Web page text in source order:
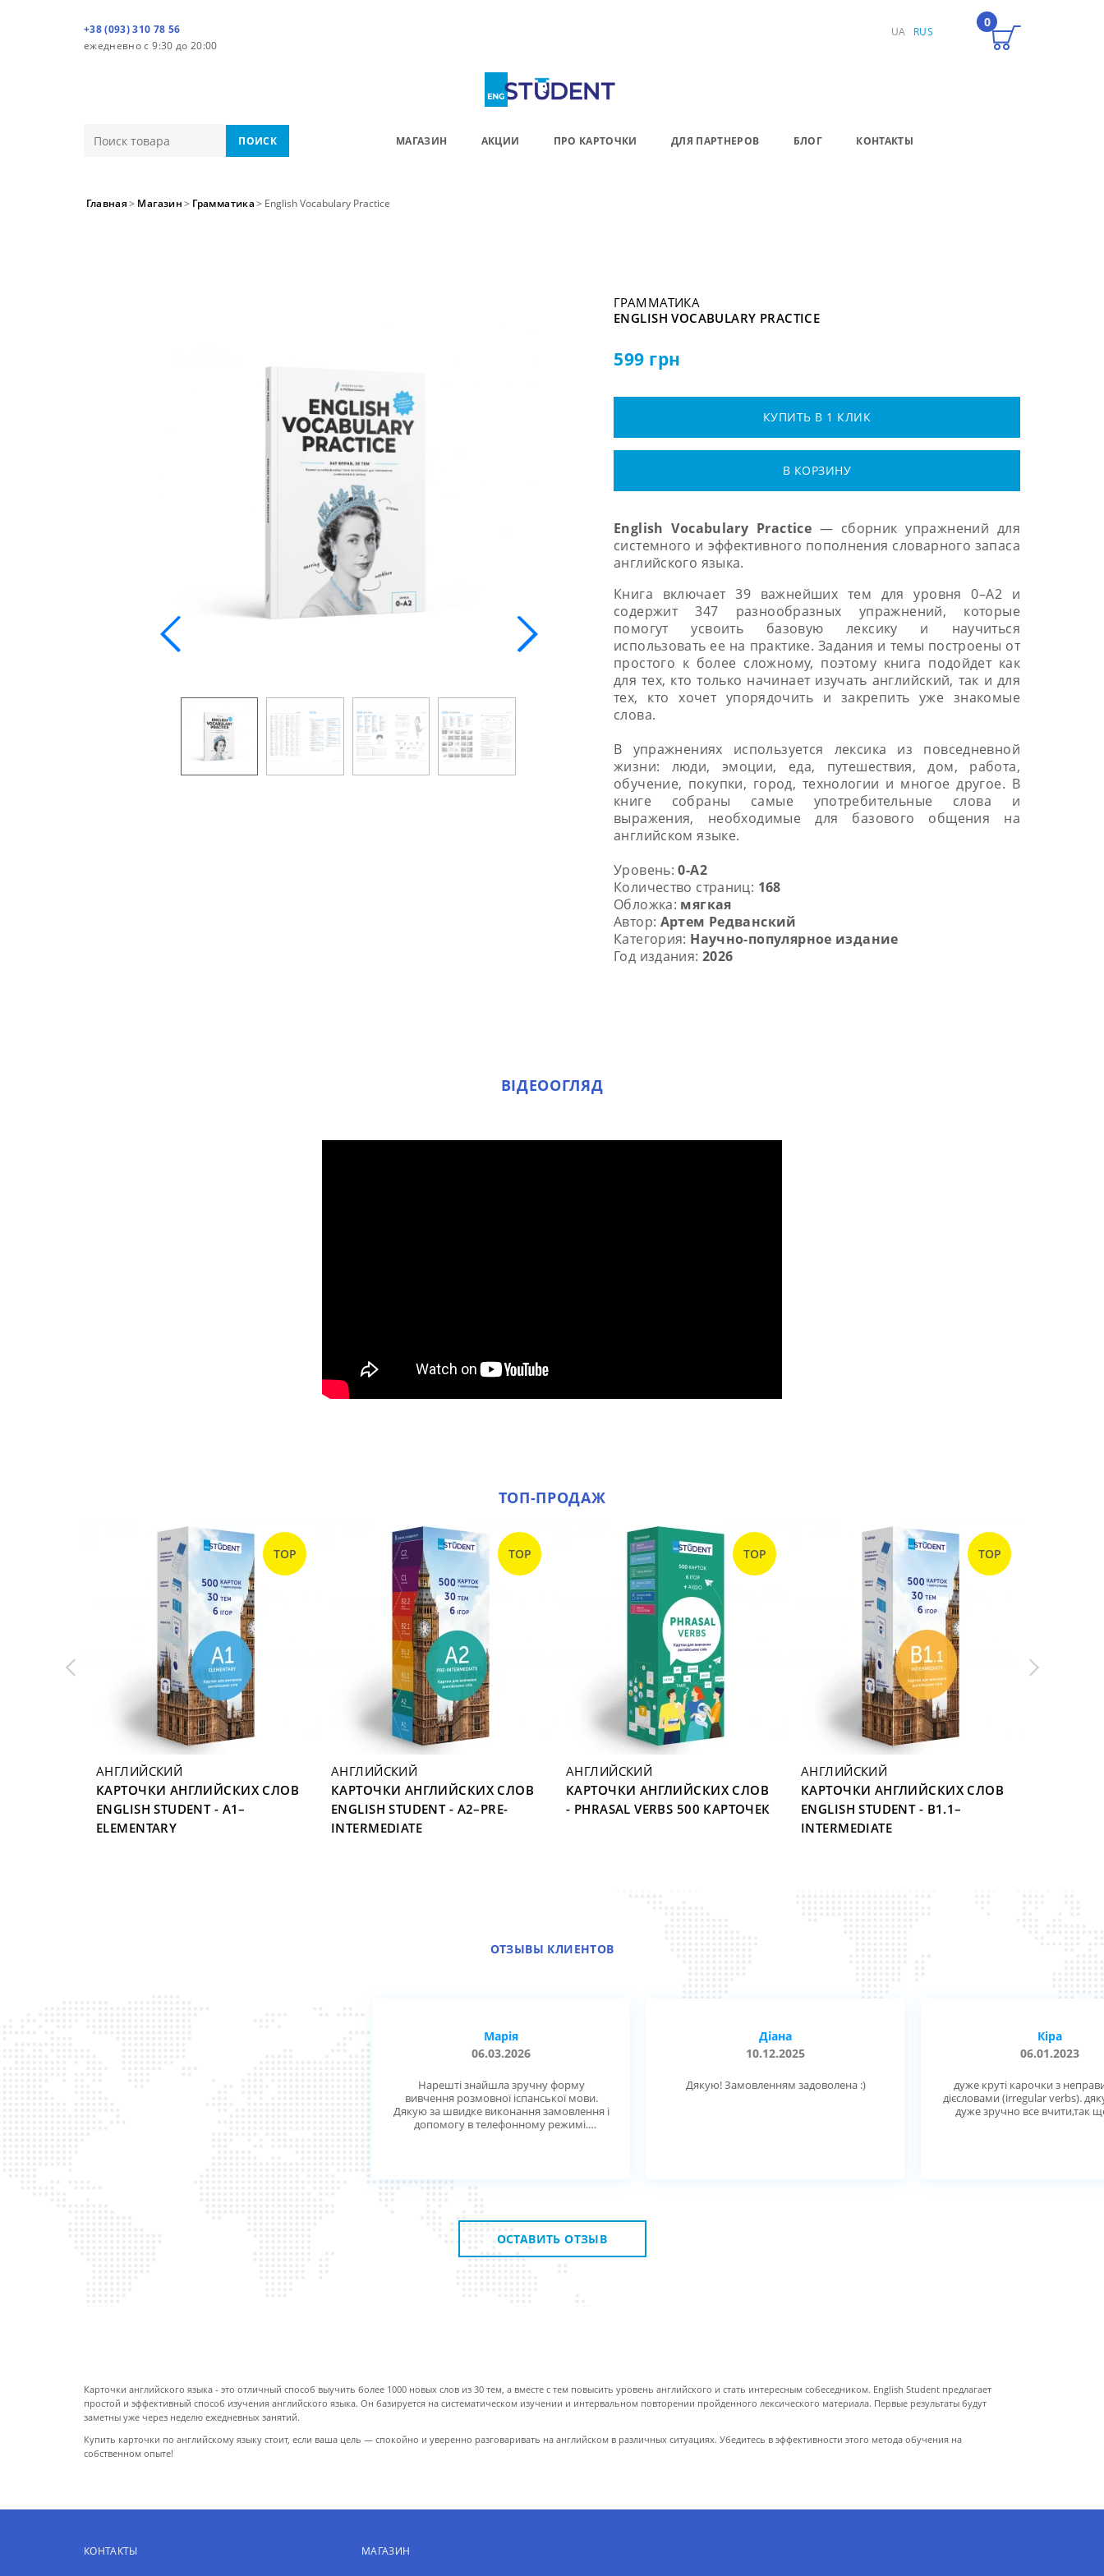
+38 (093) 310 78 56
ежедневно с 9:30 до 20:00
UA RUS
0
ПОИСК МАГАЗИН АКЦИИ ПРО КАРТОЧКИ ДЛЯ ПАРТНЕРОВ БЛОГ КОНТАКТЫ
Главная > Магазин > Грамматика > English Vocabulary Practice
ГРАММАТИКА
ENGLISH VOCABULARY PRACTICE
599 грн
КУПИТЬ В 1 КЛИК
В КОРЗИНУ
EnglishVocabulary Practice — сборник упражнений для
системного и эффективного пополнения словарного запаса
английского языка.
Книга включает 39 важнейших тем для уровня 0–A2 и
содержит 347 разнообразных упражнений, которые
помогут усвоить базовую лексику и научиться
использовать ее на практике. Задания и темы построены от
простого к более сложному, поэтому книга подойдет как
для тех, кто только начинает изучать английский, так и для
тех, кто хочет упорядочить и закрепить уже знакомые
слова.
В упражнениях используется лексика из повседневной
жизни: люди, эмоции, еда, путешествия, дом, работа,
обучение, покупки, город, технологии и многое другое. В
книге собраны самые употребительные слова и
выражения, необходимые для базового общения на
английском языке.
Уровень:0-А2
Количество страниц: 168
Обложка: мягкая
Автор: Артем Редванский
Категория: Научно-популярное издание
Год издания: 2026
ВІДЕООГЛЯД
ТОП-ПРОДАЖ
TOP
АНГЛИЙСКИЙ
КАРТОЧКИ АНГЛИЙСКИХ СЛОВ
ENGLISH STUDENT - A1–
ELEMENTARY
TOP
АНГЛИЙСКИЙ
КАРТОЧКИ АНГЛИЙСКИХ СЛОВ
ENGLISH STUDENT - A2–PRE-
INTERMEDIATE
TOP
АНГЛИЙСКИЙ
КАРТОЧКИ АНГЛИЙСКИХ СЛОВ
- PHRASAL VERBS 500 КАРТОЧЕК
TOP
АНГЛИЙСКИЙ
КАРТОЧКИ АНГЛИЙСКИХ СЛОВ
ENGLISH STUDENT - B1.1–
INTERMEDIATE
ОТЗЫВЫ КЛИЕНТОВ
10.12.2025
Дякую! Замовленням задоволена :)
06.01.2023
дуже круті карочки з неправильними
Дякую, у вас
ОСТАВИТЬ ОТЗЫВ
Карточки английского языка - это отличный способ выучить более 1000 новых слов из 30 тем, а вместе с тем повысить уровень английского и стать интересным собеседником. English Student предлагает
простой и эффективный способ изучения английского языка. Он базируется на систематическом изучении и интервальном повторении пройденного лексического материала. Первые результаты будут
заметны уже через неделю ежедневных занятий.
Купить карточки по английскому языку стоит, если ваша цель — спокойно и уверенно разговаривать на английском в различных ситуациях. Убедитесь в эффективности этого метода обучения на
собственном опыте!
КОНТАКТЫ МАГАЗИН